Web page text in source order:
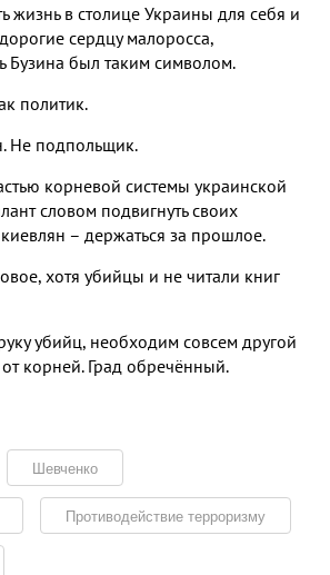
жизнь в столице Украины для себя и
сердцу малоросса,
Бузина был таким символом.
политик.
Не подпольщик.
корневой системы украинской
словом подвигнуть своих
– держаться за прошлое.
хотя убийцы и не читали книг
убийц, необходим совсем другой
корней. Град обречённый.
Шевченко
Противодействие терроризму